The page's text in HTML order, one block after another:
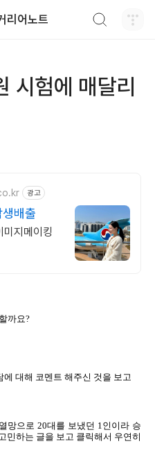
리어노트
시험에 매달리
광고
배출
미지메이킹
까요?
대해 코멘트 해주신 것을 보고
망으로 20대를 보냈던 1인이라 승
민하는 글을 보고 클릭해서 우연히